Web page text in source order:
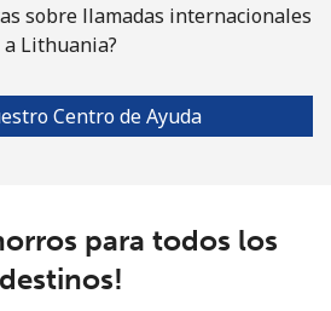
sobre llamadas internacionales
a Lithuania?
Centro de Ayuda
para todos los
destinos!